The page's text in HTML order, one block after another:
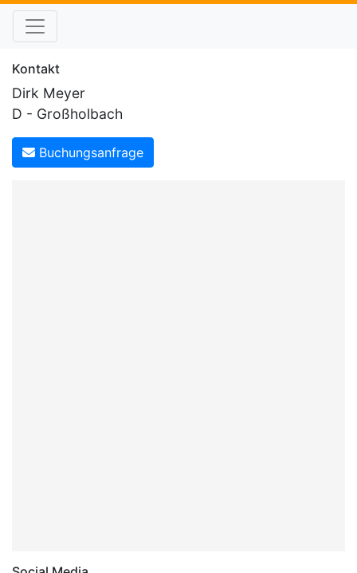
Kontakt
Dirk Meyer
D - Großholbach
Buchungsanfrage